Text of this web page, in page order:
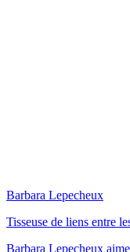
Barbara Lepecheux
Tisseuse de liens entre
Barbara Lepecheux